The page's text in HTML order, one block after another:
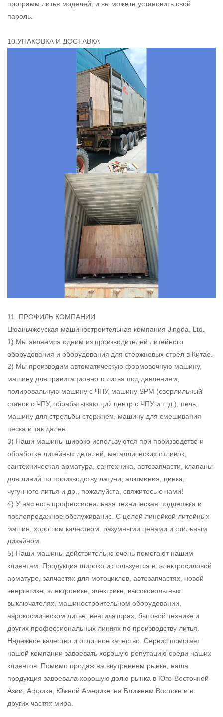
программ литья моделей, и вы можете установить свой
пароль.
10.УПАКОВКА И ДОСТАВКА
11. ПРОФИЛЬ КОМПАНИИ
Цюаньчжоуская машиностроительная компания Jingda, Ltd.
1) Мы являемся одним из производителей литейного
оборудования и оборудования для стержневых стрел в Китае.
2) Мы производим автоматическую формовочную машину,
машину для гравитационного литья под давлением,
полировальную машину с ЧПУ, машину SPM (сверлильный
станок с ЧПУ, обрабатывающий центр с ЧПУ и т. д.), печь,
машину для стрельбы стержнем, машину для смешивания
песка и так далее.
3) Наши машины широко используются при производстве и
обработке литейных деталей, металлических отливок,
сантехническая арматура, сантехника, автозапчасти, клапаны
для линий по производству латуни, алюминия, цинка,
чугунного литья и др., пожалуйста, свяжитесь с нами!
4) У нас есть профессиональная техническая поддержка и
послепродажное обслуживание. С целой линейкой литейных
машин, хорошим качеством, разумными ценами и стильным
дизайном.
5) Наши машины действительно очень помогают нашим
клиентам. Продукция широко используется в: электросиловой
арматуре, запчастях для мотоциклов, автозапчастях, новой
энергетике, электронике, электрике, высоковольтных
выключателях, машиностроительном оборудовании,
аэрокосмическом литье, вентиляторах, бытовой технике и
других профессиональных линиях по производству литья.
Надежное качество и отличное качество. Сервис помогает
нашей компании завоевать хорошую репутацию среди наших
клиентов. Помимо продаж на внутреннем рынке, наша
продукция завоевала хорошую долю рынка в Юго-Восточной
Азии, Африке, Южной Америке, на Ближнем Востоке и в
других частях мира.